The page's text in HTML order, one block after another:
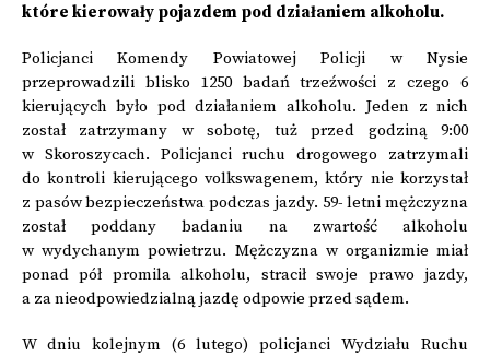
które kierowały pojazdem pod działaniem alkoholu.
Policjanci Komendy Powiatowej Policji w Nysie
przeprowadzili blisko 1250 badań trzeźwości z czego 6
kierujących było pod działaniem alkoholu. Jeden z nich
został zatrzymany w sobotę, tuż przed godziną 9:00
w Skoroszycach. Policjanci ruchu drogowego zatrzymali
do kontroli kierującego volkswagenem, który nie korzystał
z pasów bezpieczeństwa podczas jazdy. 59- letni mężczyzna
został poddany badaniu na zwartość alkoholu
w wydychanym powietrzu. Mężczyzna w organizmie miał
ponad pół promila alkoholu, stracił swoje prawo jazdy,
a za nieodpowiedzialną jazdę odpowie przed sądem.
W dniu kolejnym (6 lutego) policjanci Wydziału Ruchu